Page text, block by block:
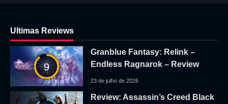
Ultimas Reviews
9
Granblue Fantasy: Relink –
Endless Ragnarok – Review
23 de julho de 2026
Review: Assassin’s Creed Black